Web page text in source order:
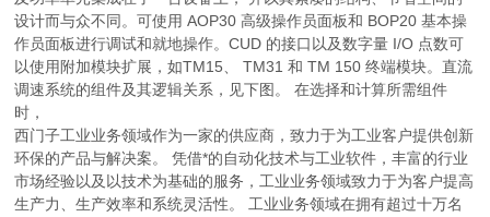
设计而与众不同。可使用 AOP30 高级操作员面板和 BOP20 基本操
作员面板进行调试和就地操作。CUD 的接口以及数字量 I/O 点数可
以使用附加模块扩展，如TM15、 TM31 和 TM 150 终端模块。直流
调速系统的组件及其逻辑关系，见下图。 在选择和计算所需组件
时，
西门子工业业务领域作为一家的供应商，致力于为工业客户提供创新
环保的产品与解决案。 凭借*的自动化技术与工业软件，丰富的行业
市场经验以及以技术为基础的服务，工业业务领域致力于为客户提高
生产力、生产效率和系统灵活性。 工业业务领域在拥有超过十万名